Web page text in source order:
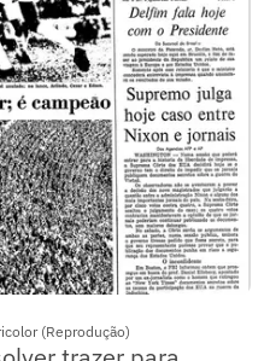
(Reprodução)